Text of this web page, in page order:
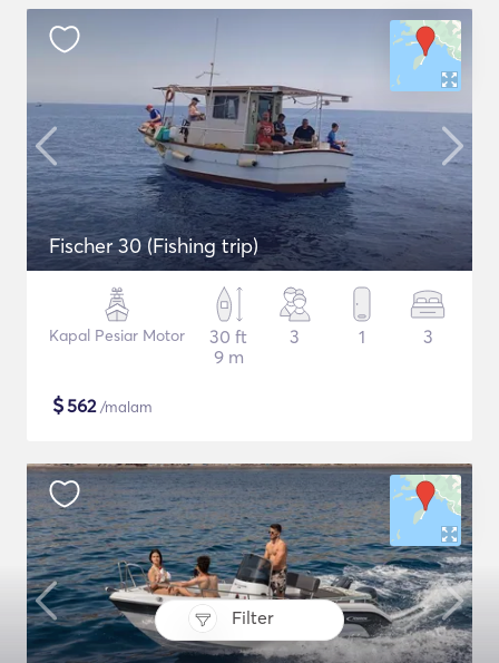
Filter
Fischer 30 (Fishing trip)
Kapal Pesiar Motor
30 ft
9 m
3 1 3
$562/malam